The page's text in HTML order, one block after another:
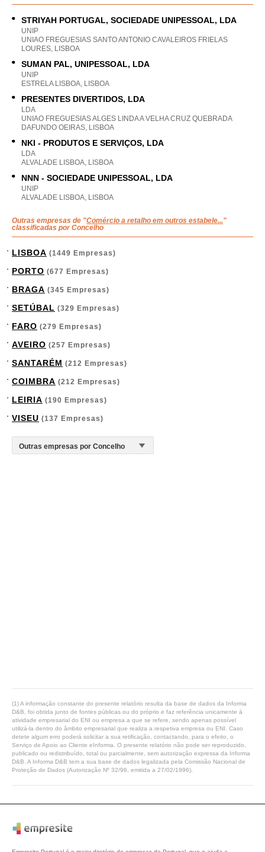
STRIYAH PORTUGAL, SOCIEDADE UNIPESSOAL, LDA
UNIP
UNIAO FREGUESIAS SANTO ANTONIO CAVALEIROS FRIELAS
LOURES, LISBOA
SUMAN PAL, UNIPESSOAL, LDA
UNIP
ESTRELA LISBOA, LISBOA
PRESENTES DIVERTIDOS, LDA
LDA
UNIAO FREGUESIAS ALGES LINDA A VELHA CRUZ QUEBRADA
DAFUNDO OEIRAS, LISBOA
NKI - PRODUTOS E SERVIÇOS, LDA
LDA
ALVALADE LISBOA, LISBOA
NNN - SOCIEDADE UNIPESSOAL, LDA
UNIP
ALVALADE LISBOA, LISBOA
Outras empresas de "Comércio a retalho em outros estabele..."
classificadas por Concelho
LISBOA (1449 Empresas)
PORTO (677 Empresas)
BRAGA (345 Empresas)
SETÚBAL (329 Empresas)
FARO (279 Empresas)
AVEIRO (257 Empresas)
SANTARÉM (212 Empresas)
COIMBRA (212 Empresas)
LEIRIA (190 Empresas)
VISEU (137 Empresas)
(1) A informação constante do presente relatório resulta da base de dados da Informa
D&B, foi obtida junto de fontes públicas ou do próprio e faz referência unicamente à
atividade empresarial do ENI ou empresa a que se refere, sendo apenas possível
utilizá-la dentro do âmbito empresarial que realiza a respetiva empresa ou ENI. Caso
detete algum erro poderá solicitar a sua retificação, contactando, para o efeito, o
Serviço de Apoio ao Cliente eInforma. O presente relatório não pode ser reproduzido,
publicado ou redistribuído, total ou parcialmente, sem autorização expressa da Informa
D&B. A Informa D&B tem a sua base de dados legalizada pela Comissão Nacional de
Proteção de Dados (Autorização Nº 32/96, emitida a 27/02/1996).